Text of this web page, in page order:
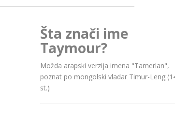
Šta znači ime
Taymour?
Možda arapski verzija imena "Tamerlan",
poznat po mongolski vladar Timur-Leng
st.)